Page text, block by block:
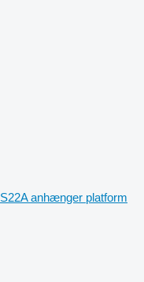
anhænger platform